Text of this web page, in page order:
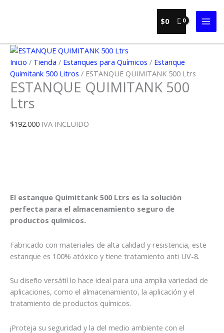
$0
Inicio / Tienda / Estanques para Químicos / Estanque
Quimitank 500 Litros / ESTANQUE QUIMITANK 500 Ltrs
ESTANQUE QUIMITANK 500
Ltrs
$192.000 IVA INCLUIDO
El estanque Quimittank 500 Ltrs es la solución
perfecta para el almacenamiento seguro de
productos químicos.
Fabricado con materiales de alta calidad y resistencia, este
estanque es 100% atóxico y tiene tratamiento anti UV-8.
Su diseño versátil lo hace ideal para una amplia variedad de
aplicaciones, como el almacenamiento, la aplicación y el
tratamiento de productos químicos.
¡Proteja su seguridad y la del medio ambiente con el